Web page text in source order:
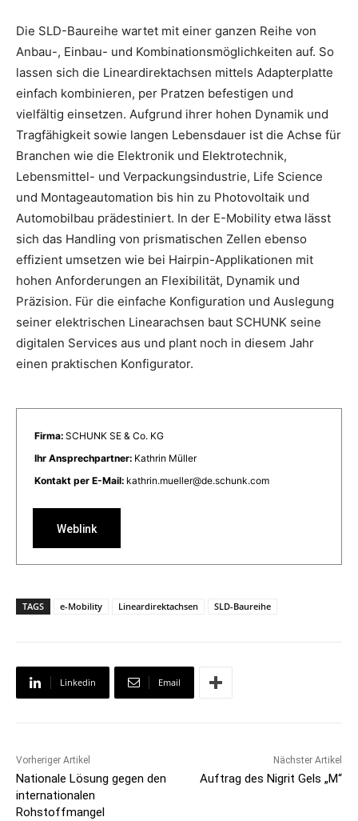
Die SLD-Baureihe wartet mit einer ganzen Reihe von
Anbau-, Einbau- und Kombinationsmöglichkeiten auf. So
lassen sich die Lineardirektachsen mittels Adapterplatte
einfach kombinieren, per Pratzen befestigen und
vielfältig einsetzen. Aufgrund ihrer hohen Dynamik und
Tragfähigkeit sowie langen Lebensdauer ist die Achse für
Branchen wie die Elektronik und Elektrotechnik,
Lebensmittel- und Verpackungsindustrie, Life Science
und Montageautomation bis hin zu Photovoltaik und
Automobilbau prädestiniert. In der E-Mobility etwa lässt
sich das Handling von prismatischen Zellen ebenso
effizient umsetzen wie bei Hairpin-Applikationen mit
hohen Anforderungen an Flexibilität, Dynamik und
Präzision. Für die einfache Konfiguration und Auslegung
seiner elektrischen Linearachsen baut SCHUNK seine
digitalen Services aus und plant noch in diesem Jahr
einen praktischen Konfigurator.
Firma: SCHUNK SE & Co. KG
Ihr Ansprechpartner: Kathrin Müller
Kontakt per E-Mail: kathrin.mueller@de.schunk.com
Weblink
TAGS e-Mobility Lineardirektachsen SLD-Baureihe
Linkedin Email
Vorheriger Artikel
Nationale Lösung gegen den
internationalen
Rohstoffmangel
Nächster Artikel
Auftrag des Nigrit Gels „M“